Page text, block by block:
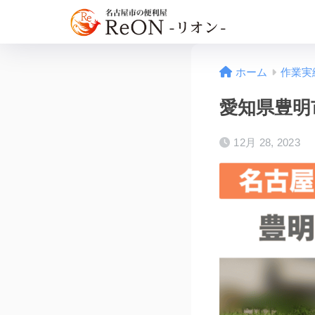
ホーム 作業実
愛知県豊
12月 28, 2023